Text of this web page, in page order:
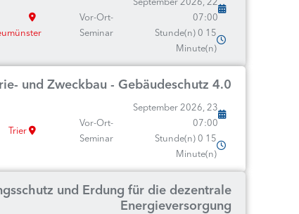
07:00
15 Stunde(n) 0
Minute(n)
Vor-Ort-
Seminar
und Zweckbau - Gebäudeschutz 4.0
23 September 2026,
07:00
15 Stunde(n) 0
Minute(n)
Vor-Ort-
Seminar
Trier
und Erdung für die dezentrale
Energieversorgung